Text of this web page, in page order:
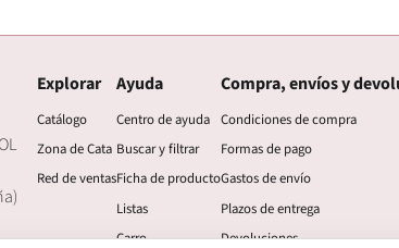
Explorar
Catálogo
Zona de Cata
Red de ventas
Ayuda
Centro de ayuda
Buscar y filtrar
Ficha de producto
Listas
Carro
Compra, envíos y
Condiciones de compra
Formas de pago
Gastos de envío
Plazos de entrega
Devoluciones